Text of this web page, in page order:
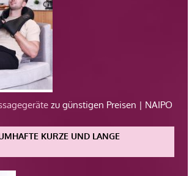
zu günstigen Preisen | NAIPO
KURZE UND LANGE